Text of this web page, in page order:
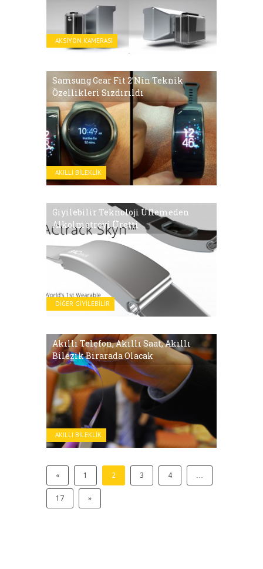
AKSIYON KAMERASI
AKILLI BILEKLIK
Samsung Gear Fit 2’nin Teknik
Özellikleri Sızdırıldı
DIĞER GIYILEBILIR
Giyilebilir Teknoloji Üflemeden
Alkolmetreyi Üretti
AKILLI BILEKLIK
Akıllı Telefon, Akıllı Saat, Akıllı
Bilezik Birarada Olacak
« 1 2 3 4 …
17 »